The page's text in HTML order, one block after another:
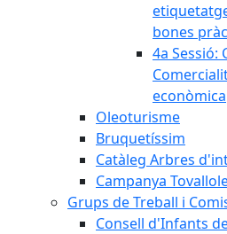
bones
4a Sessió:
econòmica
Oleoturisme
Bruquetíssim
Catàleg Arbres
Campanya
Grups de Treball i
Consell d'Infants